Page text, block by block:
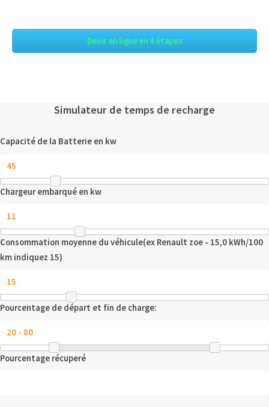
Devis en ligne en 4 étapes
Simulateur de temps de recharge
Capacité de la Batterie en kw
Chargeur embarqué en kw
Consommation moyenne du véhicule(ex Renault zoe - 15,0 kWh/100
km indiquez 15)
Pourcentage de départ et fin de charge:
Pourcentage récuperé